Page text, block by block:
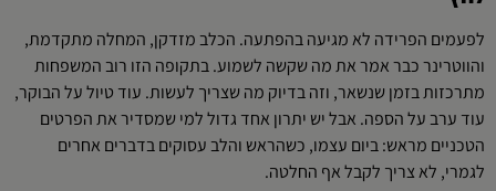
לפעמים הפרידה לא מגיעה בהפתעה. הכלב מזדקן, המחלה מתקדמת,
והווטרינר כבר אמר את מה שקשה לשמוע. בתקופה הזו רוב המשפחות
מתרכזות בזמן שנשאר, וזה בדיוק מה שצריך לעשות. עוד טיול על הבוקר,
עוד ערב על הספה. אבל יש יתרון אחד גדול למי שמסדיר את הפרטים
הטכניים מראש: ביום עצמו, כשהראש והלב עסוקים בדברים אחרים
לגמרי, לא צריך לקבל אף החלטה.